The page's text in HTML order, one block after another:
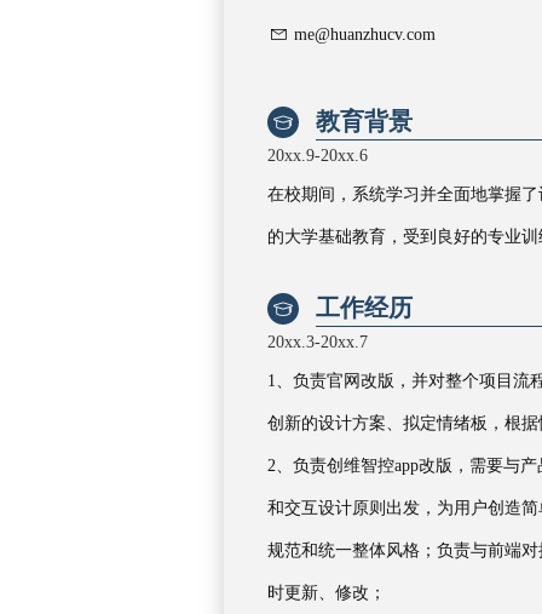
 me@huanzhucv.com
 教育背景
20xx.9-20xx.6
在校期间，系统学习并全面地掌握
的大学基础教育，受到良好的专业
 工作经历
20xx.3-20xx.7
1、负责官网改版，并对整个项目流
创新的设计方案、拟定情绪板，根
2、负责创维智控app改版，需要与
和交互设计原则出发，为用户创造
规范和统一整体风格；负责与前端
时更新、修改；